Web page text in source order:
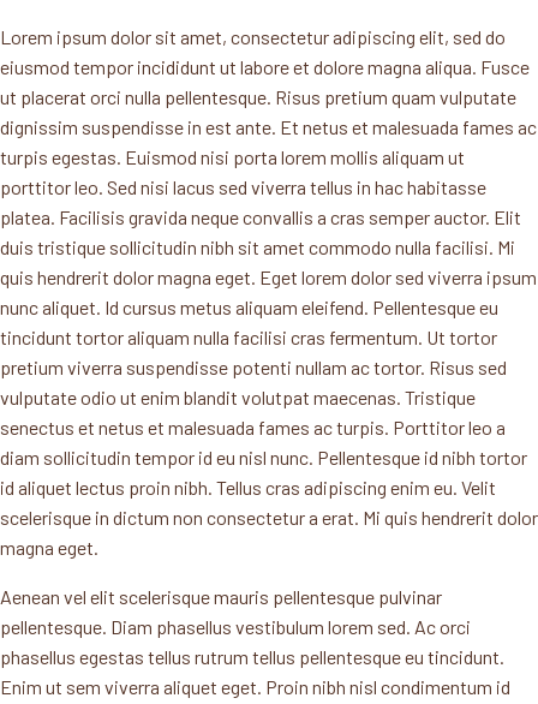
Lorem ipsum dolor sit amet, consectetur adipiscing elit, sed do
eiusmod tempor incididunt ut labore et dolore magna aliqua. Fusce
ut placerat orci nulla pellentesque. Risus pretium quam vulputate
dignissim suspendisse in est ante. Et netus et malesuada fames ac
turpis egestas. Euismod nisi porta lorem mollis aliquam ut
porttitor leo. Sed nisi lacus sed viverra tellus in hac habitasse
platea. Facilisis gravida neque convallis a cras semper auctor. Elit
duis tristique sollicitudin nibh sit amet commodo nulla facilisi. Mi
quis hendrerit dolor magna eget. Eget lorem dolor sed viverra ipsum
nunc aliquet. Id cursus metus aliquam eleifend. Pellentesque eu
tincidunt tortor aliquam nulla facilisi cras fermentum. Ut tortor
pretium viverra suspendisse potenti nullam ac tortor. Risus sed
vulputate odio ut enim blandit volutpat maecenas. Tristique
senectus et netus et malesuada fames ac turpis. Porttitor leo a
diam sollicitudin tempor id eu nisl nunc. Pellentesque id nibh tortor
id aliquet lectus proin nibh. Tellus cras adipiscing enim eu. Velit
scelerisque in dictum non consectetur a erat. Mi quis hendrerit dolor
magna eget.
Aenean vel elit scelerisque mauris pellentesque pulvinar
pellentesque. Diam phasellus vestibulum lorem sed. Ac orci
phasellus egestas tellus rutrum tellus pellentesque eu tincidunt.
Enim ut sem viverra aliquet eget. Proin nibh nisl condimentum id